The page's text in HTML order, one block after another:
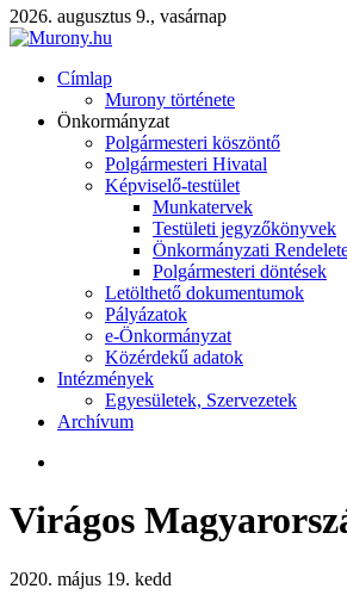
2026. augusztus 9., vasárnap
Címlap
Murony története
Önkormányzat
Polgármesteri köszöntő
Polgármesteri Hivatal
Képviselő-testület
Munkatervek
Testületi jegyzőkönyvek
Önkormányzati
Polgármesteri döntések
Letölthető dokumentumok
Pályázatok
e-Önkormányzat
Közérdekű adatok
Intézmények
Egyesületek, Szervezetek
Archívum
Virágos
2020. május 19. kedd